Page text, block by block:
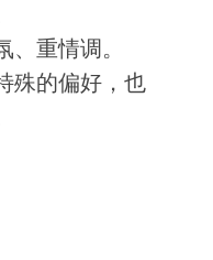
重情调。
殊的偏好，也